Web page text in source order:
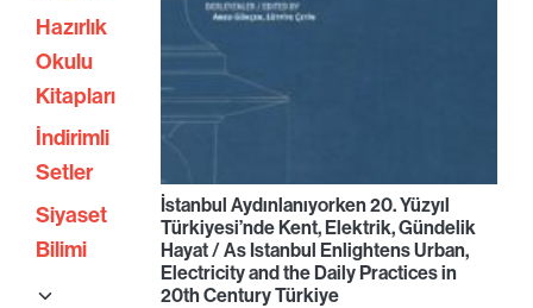
Hazırlık
Okulu
Kitapları
İndirimli
Setler
Siyaset
Bilimi
İstanbul Aydınlanıyorken 20. Yüzyıl
Türkiyesi’nde Kent, Elektrik, Gündelik
Hayat / As Istanbul Enlightens Urban,
Electricity and the Daily Practices in
20th Century Türkiye